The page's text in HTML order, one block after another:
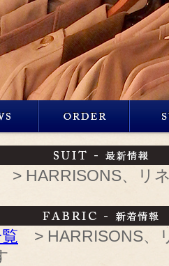
> HARRISONS、リ
> HARRISONS、